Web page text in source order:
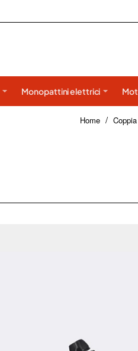
Monopattini elettrici
Home home